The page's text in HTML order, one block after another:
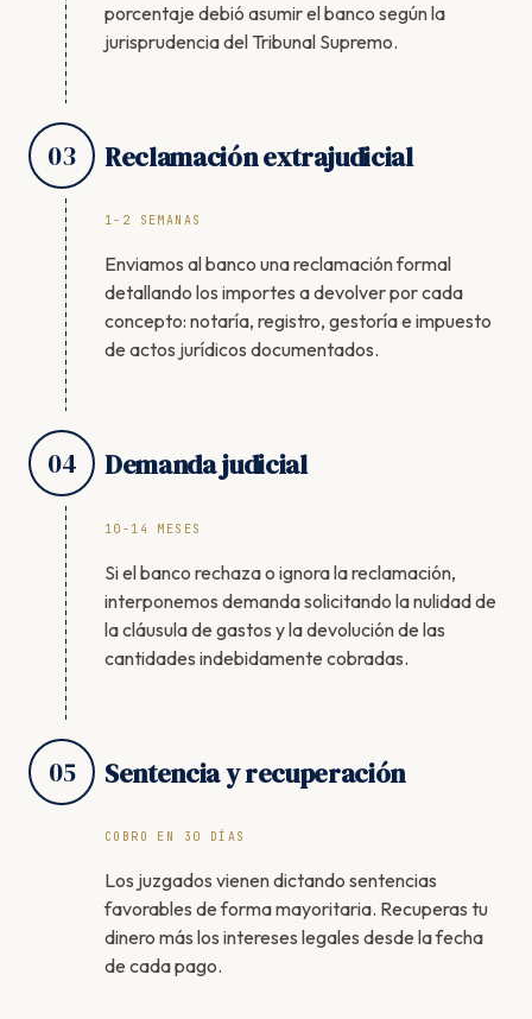
porcentaje debió asumir el banco según la
jurisprudencia del Tribunal Supremo.
03 Reclamación extrajudicial
1-2 SEMANAS
Enviamos al banco una reclamación formal
detallando los importes a devolver por cada
concepto: notaría, registro, gestoría e impuesto
de actos jurídicos documentados.
04 Demanda judicial
10-14 MESES
Si el banco rechaza o ignora la reclamación,
interponemos demanda solicitando la nulidad de
la cláusula de gastos y la devolución de las
cantidades indebidamente cobradas.
05 Sentencia y recuperación
COBRO EN 30 DÍAS
Los juzgados vienen dictando sentencias
favorables de forma mayoritaria. Recuperas tu
dinero más los intereses legales desde la fecha
de cada pago.